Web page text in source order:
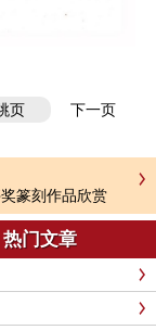
页 下一页
篆刻作品欣赏
热门文章